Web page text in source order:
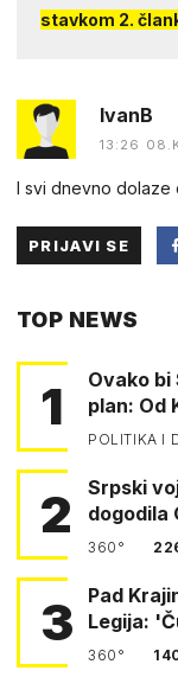
stavkom 2.
IvanB
13:26
I svi dnevno dolaze
PRIJAVI SE
TOP NEWS
1
Ovako bi
plan: Od
POLITIKA I
2
Srpski
dogodila
360°
3
Pad
Legija:
360°